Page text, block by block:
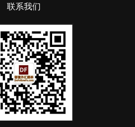
联系我们